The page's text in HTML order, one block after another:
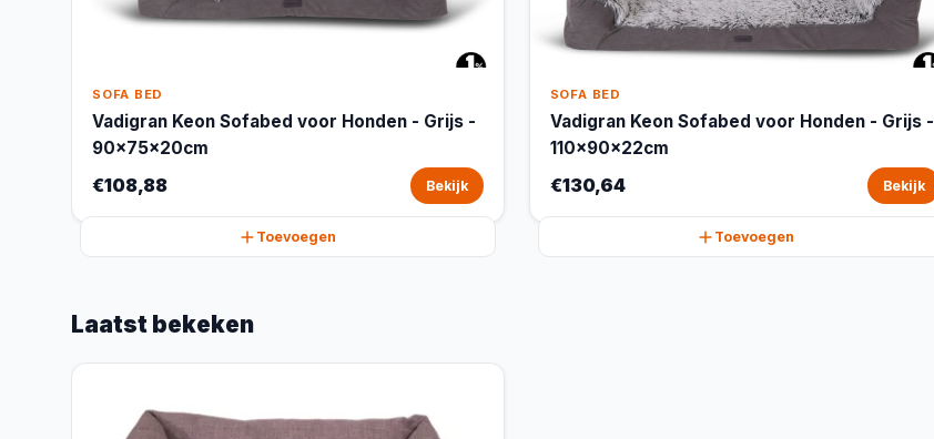
SOFA BED
Vadigran Keon Sofabed voor Honden - Grijs -
90x75x20cm
€108,88 Bekijk
Toevoegen
SOFA BED
Vadigran Keon Sofabed voor Honden - Grijs -
110x90x22cm
€130,64 Bekijk
Toevoegen
Laatst bekeken